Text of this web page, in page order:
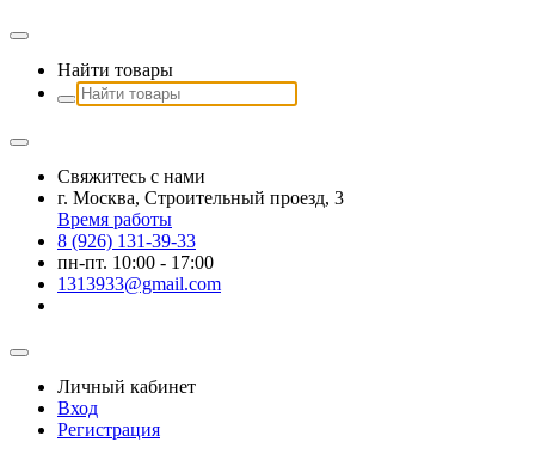
Найти товары
Свяжитесь с нами
г. Москва, Строительный проезд, 3
Время работы
8 (926) 131-39-33
пн-пт. 10:00 - 17:00
1313933@gmail.com
Личный кабинет
Вход
Регистрация